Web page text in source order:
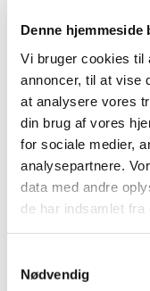
Denne hjemmeside
Vi bruger cookies til
annoncer, til at vise
at analysere vores
din brug af vores
for sociale medier,
analysepartnere.
data med andre
de har indsamlet fra
Nødvendig
Overvejelser
Hvordan
Love og
Guides til
Cases fra
Hvad koster en
Totale
Hvad